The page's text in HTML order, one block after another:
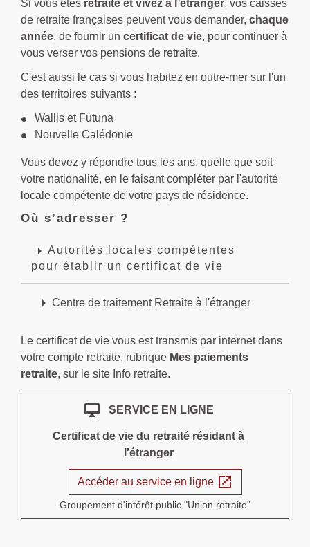
Si vous êtes retraité et vivez à l’étranger, vos caisses
de retraite françaises peuvent vous demander, chaque
année, de fournir un certificat de vie, pour continuer à
vous verser vos pensions de retraite.
C'est aussi le cas si vous habitez en outre-mer sur l'un
des territoires suivants :
Wallis et Futuna
Nouvelle Calédonie
Vous devez y répondre tous les ans, quelle que soit
votre nationalité, en le faisant compléter par l'autorité
locale compétente de votre pays de résidence.
Où s’adresser ?
arrow_right Autorités locales compétentes
pour établir un certificat de vie
arrow_right Centre de traitement Retraite à l'étranger
Le certificat de vie vous est transmis par internet dans
votre compte retraite, rubrique Mes paiements
retraite, sur le site Info retraite.
desktop_mac SERVICE EN LIGNE
Certificat de vie du retraité résidant à
l'étranger
Accéder au service en ligne open_in_new
Groupement d'intérêt public "Union retraite"